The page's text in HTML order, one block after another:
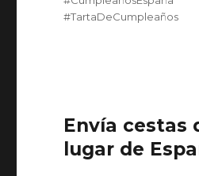
#TartaDeCumpleaños
Envía cestas
lugar de